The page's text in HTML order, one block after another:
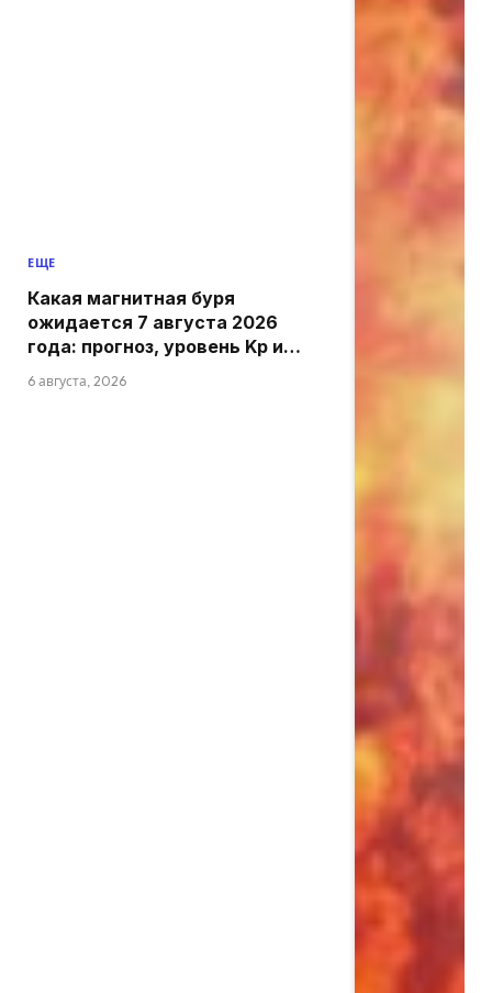
ЕЩЕ
Какая магнитная буря
ожидается 7 августа 2026
года: прогноз, уровень Kp и
6 августа, 2026